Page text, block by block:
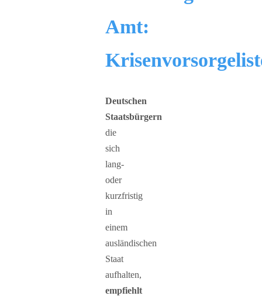
Amt:
Deutschen
Staatsbürgern
die
sich
lang-
oder
kurzfristig
in
einem
ausländischen
Staat
aufhalten,
empfiehlt